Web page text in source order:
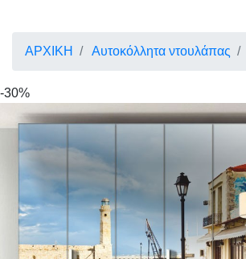
ΑΡΧΙΚΗ Αυτοκόλλητα ντουλάπας
-30%